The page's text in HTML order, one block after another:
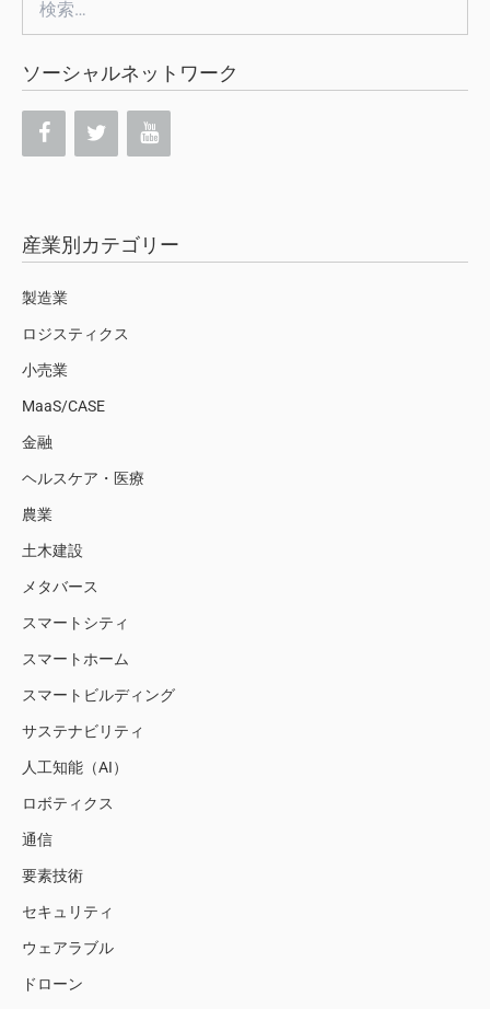
索:
ソーシャルネットワーク
産業別カテゴリー
製造業
ロジスティクス
小売業
MaaS/CASE
金融
ヘルスケア・医療
農業
土木建設
メタバース
スマートシティ
スマートホーム
スマートビルディング
サステナビリティ
人工知能（AI）
ロボティクス
通信
要素技術
セキュリティ
ウェアラブル
ドローン